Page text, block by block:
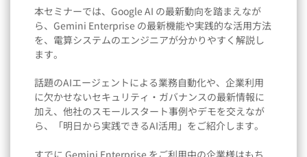
本セミナーでは、Google AI の最新動向を踏まえなが
ら、Gemini Enterprise の最新機能や実践的な活用方法
を、電算システムのエンジニアが分かりやすく解説し
ます。
話題のAIエージェントによる業務自動化や、企業利用
に欠かせないセキュリティ・ガバナンスの最新情報に
加え、他社のスモールスタート事例やデモを交えなが
ら、「明日から実践できるAI活用」をご紹介します。